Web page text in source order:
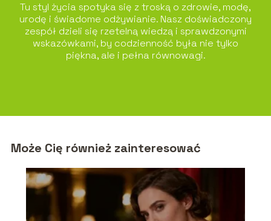
Tu styl życia spotyka się z troską o zdrowie, modę,
urodę i świadome odżywianie. Nasz doświadczony
zespół dzieli się rzetelną wiedzą i sprawdzonymi
wskazówkami, by codzienność była nie tylko
piękna, ale i pełna równowagi.
Może Cię również zainteresować